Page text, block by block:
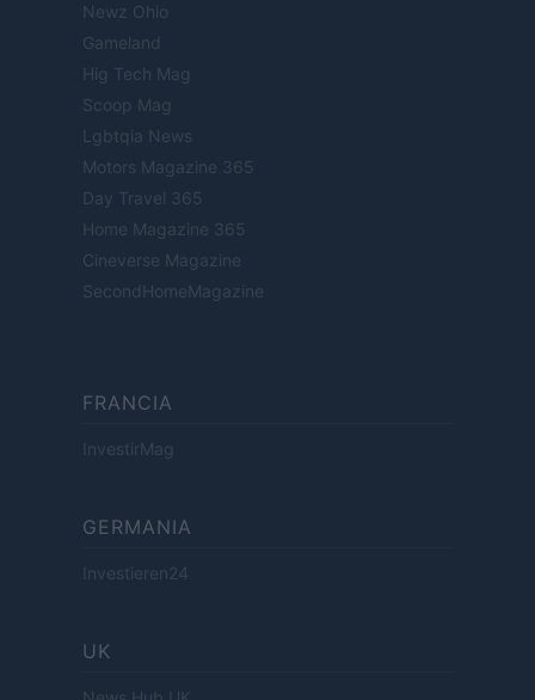
Newz Ohio
Gameland
Hig Tech Mag
Scoop Mag
Lgbtqia News
Motors Magazine 365
Day Travel 365
Home Magazine 365
Cineverse Magazine
SecondHomeMagazine
FRANCIA
InvestirMag
GERMANIA
Investieren24
UK